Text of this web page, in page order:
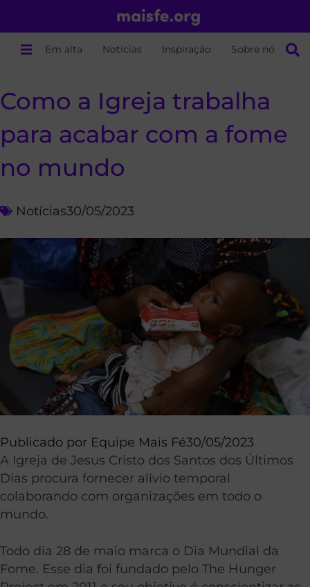
Em alta Notícias Inspiração Sobre nós
Como a Igreja trabalha
para acabar com a fome
no mundo
Notícias30/05/2023
Publicado por Equipe Mais Fé30/05/2023
A Igreja de Jesus Cristo dos Santos dos Últimos
Dias procura fornecer alívio temporal
colaborando com organizações em todo o
mundo.
Todo dia 28 de maio marca o Dia Mundial da
Fome. Esse dia foi fundado pelo The Hunger